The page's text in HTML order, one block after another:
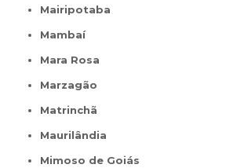
Mairipotaba
Mambaí
Mara Rosa
Marzagão
Matrinchã
Maurilândia
Mimoso de Goiás